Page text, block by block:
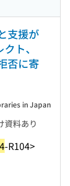
支援が
ト、
否に寄
資料あり
-R104>
in Japan